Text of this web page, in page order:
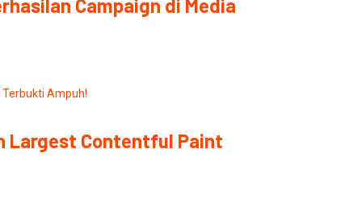
Campaign di Media
Largest Contentful Paint